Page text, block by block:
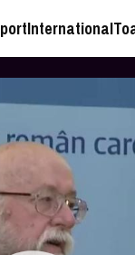
International